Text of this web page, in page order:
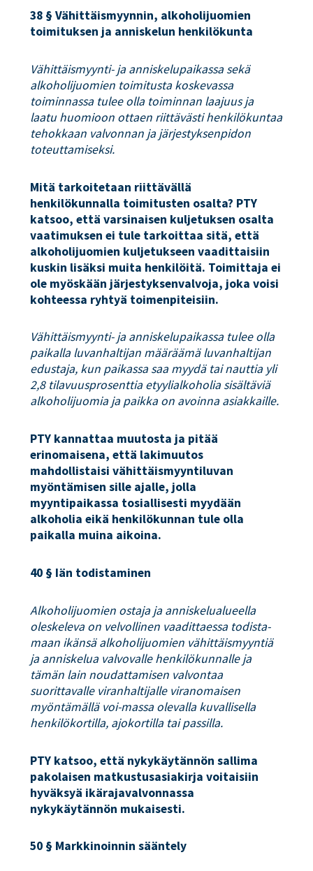
38 § Vähittäismyynnin, alkoholijuomien
toimituksen ja anniskelun henkilökunta
Vähittäismyynti- ja anniskelupaikassa sekä
alkoholijuomien toimitusta koskevassa
toiminnassa tulee olla toiminnan laajuus ja
laatu huomioon ottaen riittävästi henkilökuntaa
tehokkaan valvonnan ja järjestyksenpidon
toteuttamiseksi.
Mitä tarkoitetaan riittävällä
henkilökunnalla toimitusten osalta? PTY
katsoo, että varsinaisen kuljetuksen osalta
vaatimuksen ei tule tarkoittaa sitä, että
alkoholijuomien kuljetukseen vaadittaisiin
kuskin lisäksi muita henkilöitä. Toimittaja ei
ole myöskään järjestyksenvalvoja, joka voisi
kohteessa ryhtyä toimenpiteisiin.
Vähittäismyynti- ja anniskelupaikassa tulee olla
paikalla luvanhaltijan määräämä luvanhaltijan
edustaja, kun paikassa saa myydä tai nauttia yli
2,8 tilavuusprosenttia etyylialkoholia sisältäviä
alkoholijuomia ja paikka on avoinna asiakkaille.
PTY kannattaa muutosta ja pitää
erinomaisena, että lakimuutos
mahdollistaisi vähittäismyyntiluvan
myöntämisen sille ajalle, jolla
myyntipaikassa tosiallisesti myydään
alkoholia eikä henkilökunnan tule olla
paikalla muina aikoina.
40 § Iän todistaminen
Alkoholijuomien ostaja ja anniskelualueella
oleskeleva on velvollinen vaadittaessa todista-
maan ikänsä alkoholijuomien vähittäismyyntiä
ja anniskelua valvovalle henkilökunnalle ja
tämän lain noudattamisen valvontaa
suorittavalle viranhaltijalle viranomaisen
myöntämällä voi-massa olevalla kuvallisella
henkilökortilla, ajokortilla tai passilla.
PTY katsoo, että nykykäytännön sallima
pakolaisen matkustusasiakirja voitaisiin
hyväksyä ikärajavalvonnassa
nykykäytännön mukaisesti.
50 § Markkinoinnin sääntely